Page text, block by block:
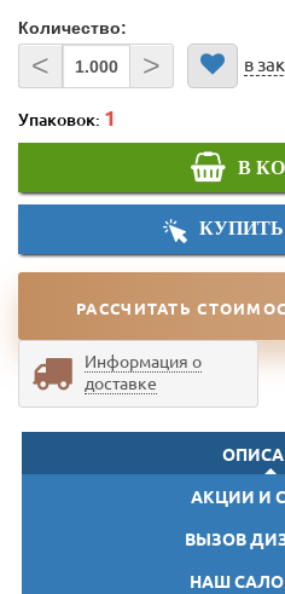
Количество:
< > в
Упаковок:
В
КУПИТЬ
РАССЧИТАТЬ
Информация о
доставке
АКЦИИ И
ВЫЗОВ
НАШ